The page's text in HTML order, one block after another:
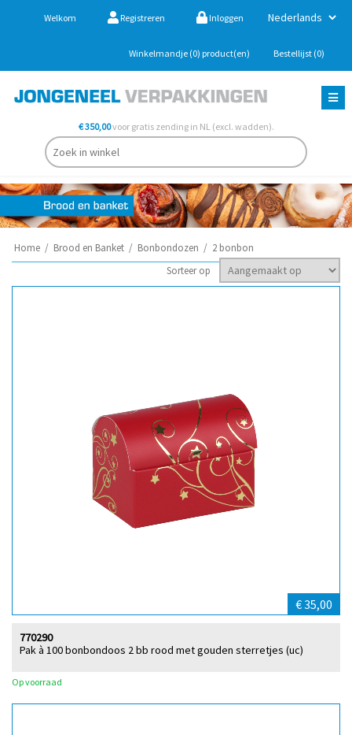
Welkom Registreren Inloggen
Winkelmandje (0) product(en) Bestellijst (0)
€ 350,00voor gratis zending in NL (excl. wadden).
Home / Brood en Banket / Bonbondozen / 2 bonbon
Sorteer op
€ 35,00
Pak à 100 bonbondoos 2 bb rood met gouden sterretjes (uc)
770290
Op voorraad